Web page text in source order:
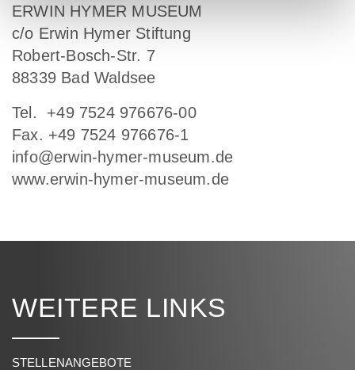
ERWIN HYMER MUSEUM
c/o Erwin Hymer Stiftung
Robert-Bosch-Str. 7
88339 Bad Waldsee
Tel. +49 7524 976676-00
Fax. +49 7524 976676-1
info@erwin-hymer-museum.de
www.erwin-hymer-museum.de
WEITERE LINKS
STELLENANGEBOTE